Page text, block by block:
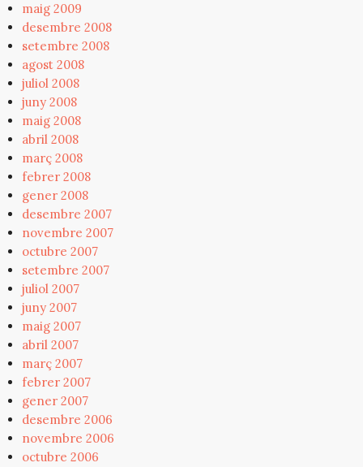
maig 2009
desembre 2008
setembre 2008
agost 2008
juliol 2008
juny 2008
maig 2008
abril 2008
març 2008
febrer 2008
gener 2008
desembre 2007
novembre 2007
octubre 2007
setembre 2007
juliol 2007
juny 2007
maig 2007
abril 2007
març 2007
febrer 2007
gener 2007
desembre 2006
novembre 2006
octubre 2006